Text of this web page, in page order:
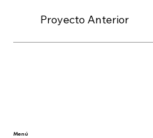
Proyecto Anterior
Menú